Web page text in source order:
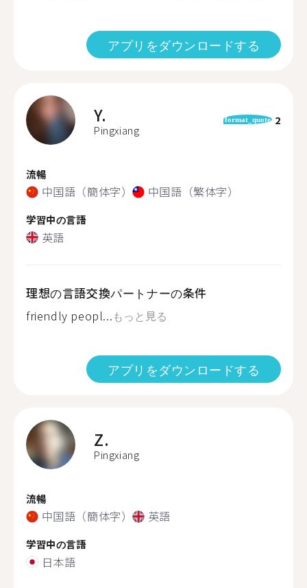
アプリをダウンロードする
Y.
Pingxiang
format_quote 2
流暢
中国語（簡体字） 中国語（繁体字）
学習中の言語
英語
理想の言語交換パートナーの条件
friendly peopl...もっと見る
アプリをダウンロードする
Z.
Pingxiang
流暢
中国語（簡体字） 英語
学習中の言語
日本語